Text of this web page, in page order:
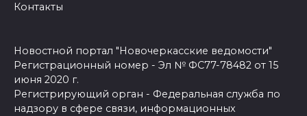
Контакты
Новостной портал "Новочеркасские ведомости"
Регистрационный номер - Эл № ФС77-78482 от 15
июня 2020 г.
Регистрирующий орган - Федеральная служба по
надзору в сфере связи, информационных